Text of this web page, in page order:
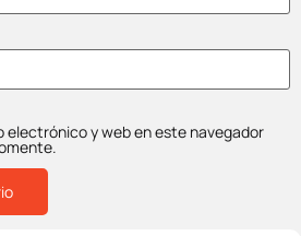
electrónico y web en este navegador